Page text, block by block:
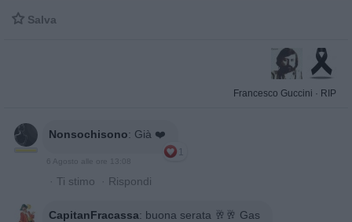
 Salva
Francesco Guccini · RIP
Nonsochisono: Già ❤️
1
6 Agosto alle ore 13:08
· Ti stimo · Rispondi
CapitanFracassa: buona serata 🥂🥂 Gas